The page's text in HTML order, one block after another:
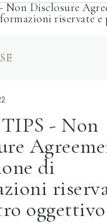
Non Disclosure
riservate e
- Non
di
oggettivo